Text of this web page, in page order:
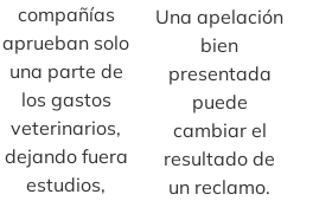
compañías
aprueban solo
una parte de
los gastos
veterinarios,
dejando fuera
estudios,
Una apelación
bien
presentada
puede
cambiar el
resultado de
un reclamo.